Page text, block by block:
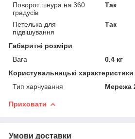
Поворот шнура на 360
градусів
Так
Петелька для
підвішування
Так
Габаритні розміри
Вага
0.4 кг
Користувальницькі характеристики
Тип харчування
Мережа
Приховати
Умови доставки